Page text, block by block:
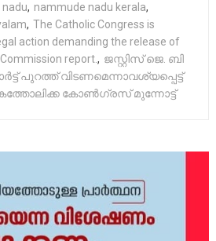
nadu, nammude nadu kerala,
, The Catholic Congress is
action demanding the release of
report., ജസ്റ്റിസ് ജെ. ബി
പുറത്ത് വിടണമെന്നാവശ്യപ്പെട്ട്
കത്തോലിക്ക കോൺഗ്രസ്‌ മുന്നോട്ട്